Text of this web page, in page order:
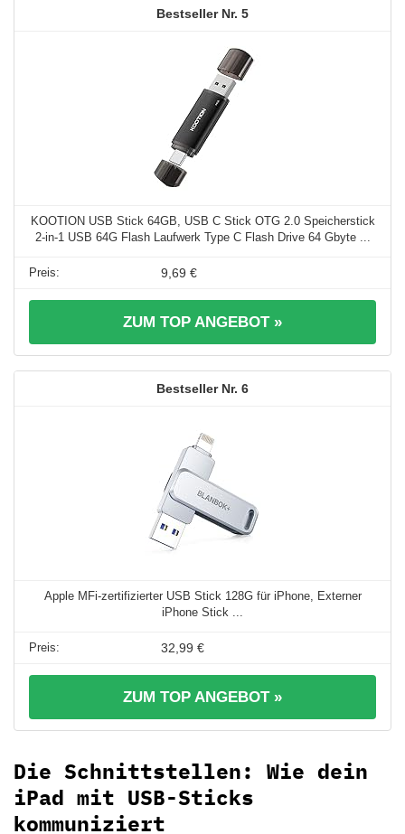
5
KOOTION USB Stick 64GB, USB C Stick OTG 2.0 Speicherstick
2-in-1 USB 64G Flash Laufwerk Type C Flash Drive 64 Gbyte ...
9,69 €
ZUM TOP ANGEBOT »
6
Apple MFi-zertifizierter USB Stick 128G für iPhone, Externer
iPhone Stick ...
32,99 €
ZUM TOP ANGEBOT »
Die Schnittstellen: Wie dein
iPad mit USB-Sticks
kommuniziert